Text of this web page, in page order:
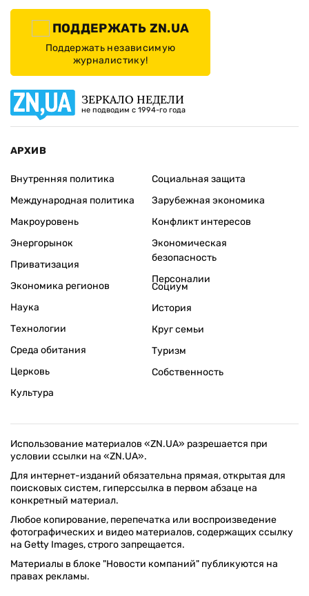
ПОДДЕРЖАТЬ ZN.UA
Поддержать независимую
журналистику!
ЗЕРКАЛО НЕДЕЛИ
не подводим с 1994-го года
АРХИВ
Внутренняя политика
Международная политика
Макроуровень
Энергорынок
Приватизация
Экономика регионов
Социальная защита
Зарубежная экономика
Конфликт интересов
Экономическая
безопасность
Персоналии
Наука
Технологии
Среда обитания
Церковь
Культура
Социум
История
Круг семьи
Туризм
Собственность
Использование материалов «ZN.UA» разрешается при
условии ссылки на «ZN.UA».
Для интернет-изданий обязательна прямая, открытая для
поисковых систем, гиперссылка в первом абзаце на
конкретный материал.
Любое копирование, перепечатка или воспроизведение
фотографических и видео материалов, содержащих ссылку
на Getty Images, строго запрещается.
Материалы в блоке "Новости компаний" публикуются на
правах рекламы.